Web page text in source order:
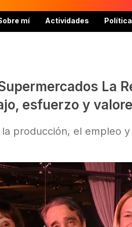
mí Actividades Política
La
esfuerzo y
producción, el empleo y